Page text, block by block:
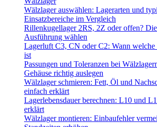
Wälzlager auswählen: Lagerarten und
Einsatzbereiche im Vergleich
Rillenkugellager 2RS, 2Z oder offen?
Ausführung wählen
Lagerluft C3, CN oder C2: Wann
ist
Passungen und Toleranzen bei
Gehäuse richtig auslegen
Wälzlager schmieren: Fett, Öl und
einfach erklärt
Lagerlebensdauer berechnen: L10 und
erklärt
Wälzlager montieren: Einbaufehler